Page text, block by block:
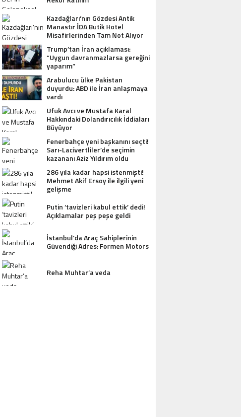
Kazdağları’nın Gözdesi Antik
Manastır İDA Butik Hotel
Misafirlerinden Tam Not Alıyor
Trump’tan İran açıklaması:
“Uygun davranmazlarsa gereğini
yaparım”
Arabulucu ülke Pakistan
duyurdu: ABD ile İran anlaşmaya
vardı
Ufuk Avcı ve Mustafa Karal
Hakkındaki Dolandırıcılık İddiaları
Büyüyor
Fenerbahçe yeni başkanını seçti!
Sarı-Lacivertliler’de seçimin
kazananı Aziz Yıldırım oldu
286 yıla kadar hapsi istenmişti!
Mehmet Akif Ersoy ile ilgili yeni
gelişme
Putin ‘tavizleri kabul ettik’ dedi!
Açıklamalar peş peşe geldi
İstanbul’da Araç Sahiplerinin
Güvendiği Adres: Formen Motors
Reha Muhtar’a veda